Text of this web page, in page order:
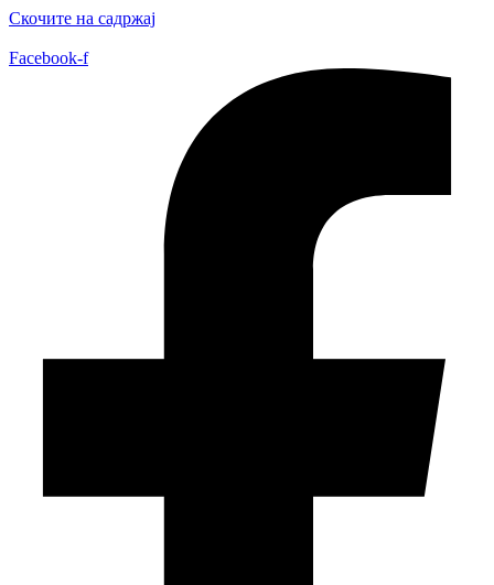
Скочите на садржај
Facebook-f